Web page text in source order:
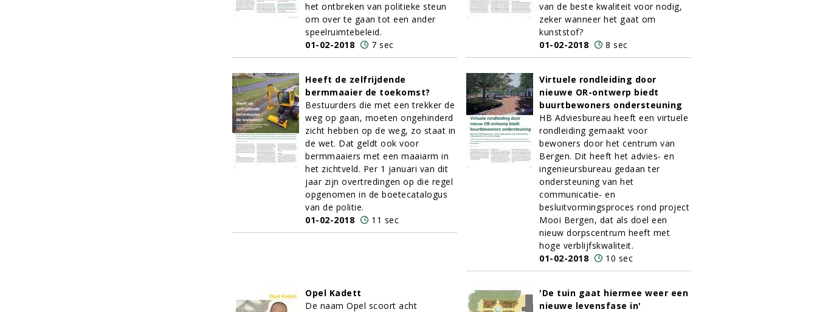
het ontbreken van politieke steun
om over te gaan tot een ander
speelruimtebeleid.
01-02-2018
7 sec
van de beste kwaliteit voor nodig,
zeker wanneer het gaat om
kunststof?
01-02-2018
8 sec
Heeft de zelfrijdende
bermmaaier de toekomst?
Bestuurders die met een trekker de
weg op gaan, moeten ongehinderd
zicht hebben op de weg, zo staat in
de wet. Dat geldt ook voor
bermmaaiers met een maaiarm in
het zichtveld. Per 1 januari van dit
jaar zijn overtredingen op die regel
opgenomen in de boetecatalogus
van de politie.
01-02-2018
11 sec
Virtuele rondleiding door
nieuwe OR-ontwerp biedt
buurtbewoners ondersteuning
HB Adviesbureau heeft een virtuele
rondleiding gemaakt voor
bewoners door het centrum van
Bergen. Dit heeft het advies- en
ingenieursbureau gedaan ter
ondersteuning van het
communicatie- en
besluitvormingsproces rond project
Mooi Bergen, dat als doel een
nieuw dorpscentrum heeft met
hoge verblijfskwaliteit.
01-02-2018
10 sec
Opel Kadett
De naam Opel scoort acht
'De tuin gaat hiermee weer een
nieuwe levensfase in'